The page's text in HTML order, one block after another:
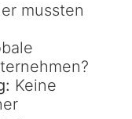
mussten
Keine